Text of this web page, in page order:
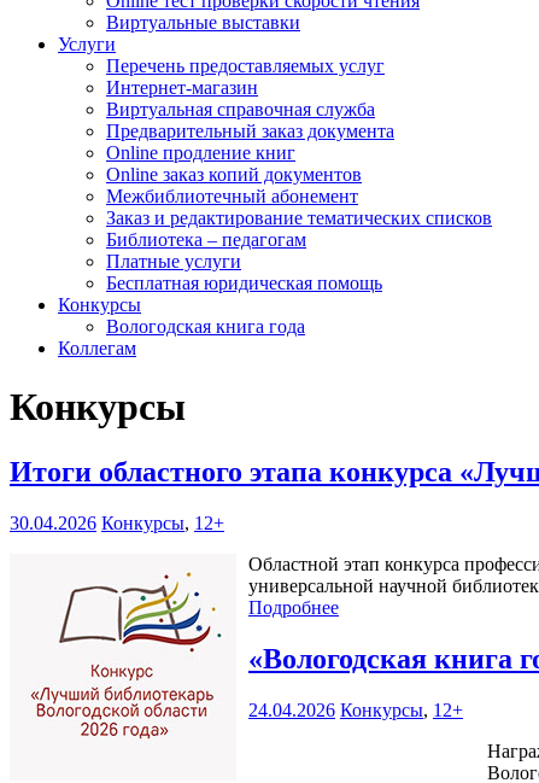
Виртуальные выставки
Услуги
Перечень предоставляемых услуг
Интернет-магазин
Виртуальная справочная служба
Предварительный заказ документа
Online продление книг
Online заказ копий документов
Межбиблиотечный абонемент
Заказ и редактирование тематических списков
Библиотека – педагогам
Платные услуги
Бесплатная юридическая помощь
Конкурсы
Вологодская книга года
Коллегам
Конкурсы
Итоги областного этапа конкурса
30.04.2026 Конкурсы, 12+
Областной этап конкурса
универсальной научной
Подробнее
«Вологодская книга
24.04.2026 Конкурсы, 12+